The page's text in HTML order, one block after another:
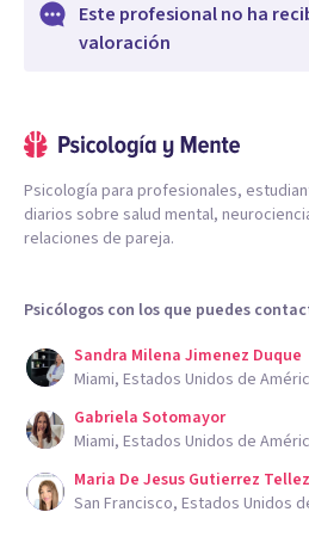
Este profesional no ha
valoración
Psicología para profesionales,
diarios sobre salud mental,
relaciones de pareja.
Psicólogos con los que puedes
Sandra Milena Jimenez Duque
Miami, Estados Unidos de
Gabriela Sotomayor
Miami, Estados Unidos de
Maria De Jesus Gutierrez Tellez
San Francisco, Estados Unidos